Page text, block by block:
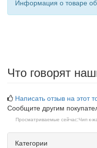
Информация о товаре
Что говорят
Написать отзыв на этот
Сообщите другим
Просматриваемые сейчас:Чип к-
Категории